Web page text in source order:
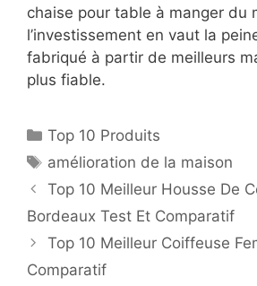
chaise pour table à manger du
l’investissement en vaut la
fabriqué à partir de meilleurs
plus fiable.
Top 10 Produits
amélioration de la maison
Top 10 Meilleur Housse De
Bordeaux Test Et Comparatif
Top 10 Meilleur Coiffeuse
Comparatif